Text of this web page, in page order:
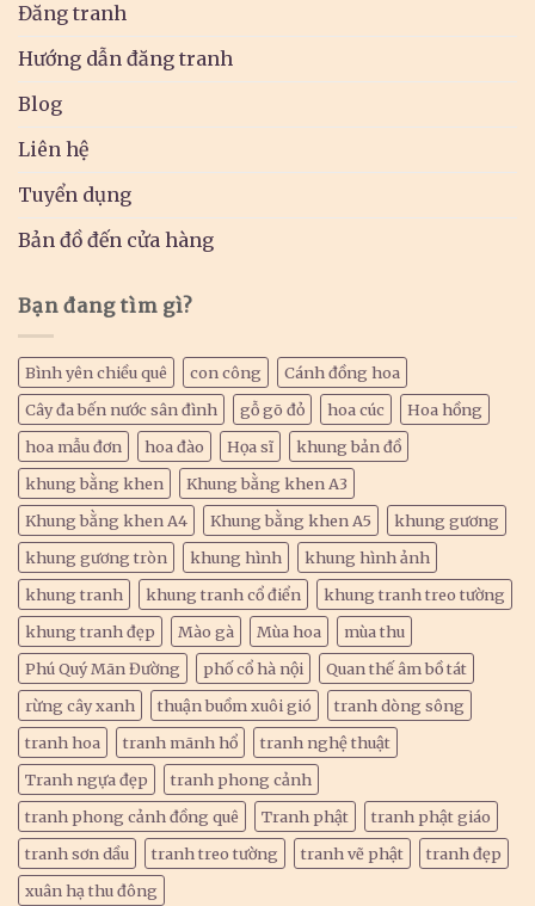
Đăng tranh
Hướng dẫn đăng tranh
Blog
Liên hệ
Tuyển dụng
Bản đồ đến cửa hàng
Bạn đang tìm gì?
Bình yên chiều quê con công
Cánh đồng hoa
Cây đa bến nước sân đình
gỗ gõ đỏ hoa cúc
Hoa hồng
hoa mẫu đơn
hoa đào Họa sĩ
khung bản đồ
khung bằng khen
Khung bằng khen A3
Khung bằng khen A4
Khung bằng khen A5
khung gương
khung gương tròn
khung hình
khung hình ảnh
khung tranh
khung tranh cổ điển
khung tranh treo tường
khung tranh đẹp
Mào gà Mùa hoa
mùa thu
Phú Quý Mãn Đường
phố cổ hà nội
Quan thế âm bồ tát
rừng cây xanh
thuận buồm xuôi gió
tranh dòng sông
tranh hoa
tranh mãnh hổ
tranh nghệ thuật
Tranh ngựa đẹp
tranh phong cảnh
tranh phong cảnh đồng quê
Tranh phật
tranh phật giáo
tranh sơn dầu
tranh treo tường tranh vẽ phật
tranh đẹp
xuân hạ thu đông